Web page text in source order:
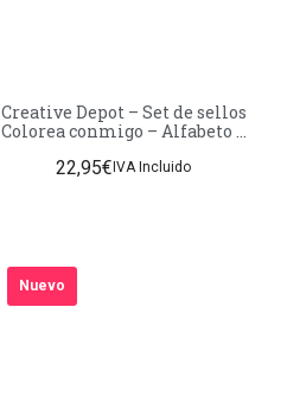
Creative Depot – Set de sellos
Colorea conmigo – Alfabeto –
22,95€ IVA Incluido
Nuevo